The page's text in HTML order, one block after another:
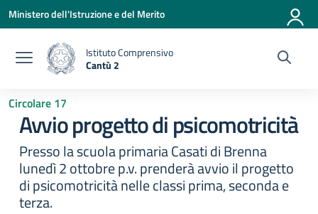
Vai ai contenuti
Vai al menu di navigazione
Vai al footer
Ministero dell'Istruzione e del Merito
Istituto Comprensivo
Cantù 2
Circolare 17
Avvio progetto di psicomotricità
Presso la scuola primaria Casati di Brenna
lunedì 2 ottobre p.v. prenderà avvio il progetto
di psicomotricità nelle classi prima, seconda e
terza.